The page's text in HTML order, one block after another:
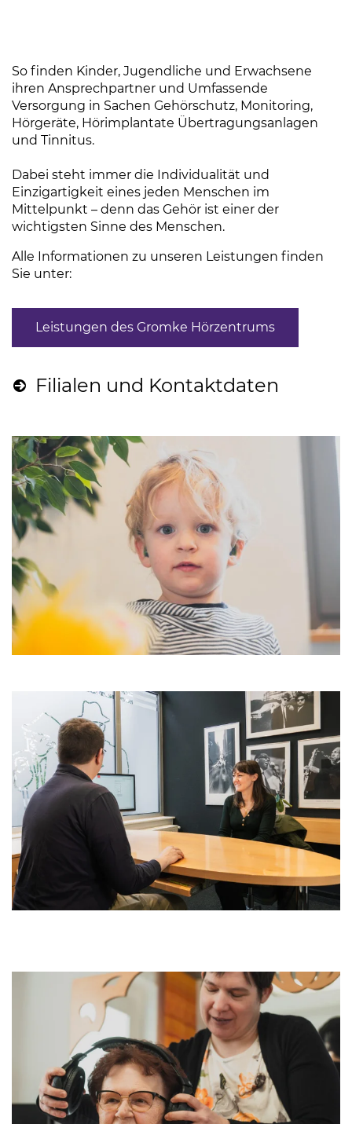
So finden Kinder, Jugendliche und Erwachsene
ihren Ansprechpartner und Umfassende
Versorgung in Sachen Gehörschutz, Monitoring,
Hörgeräte, Hörimplantate Übertragungsanlagen
und Tinnitus.
Dabei steht immer die Individualität und
Einzigartigkeit eines jeden Menschen im
Mittelpunkt – denn das Gehör ist einer der
wichtigsten Sinne des Menschen.
Alle Informationen zu unseren Leistungen finden
Sie unter:
Leistungen des Gromke Hörzentrums
Filialen und Kontaktdaten